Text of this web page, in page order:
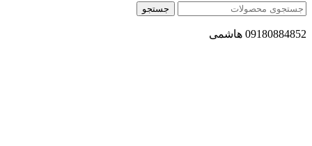
جستجو
09180884852 هاشمی